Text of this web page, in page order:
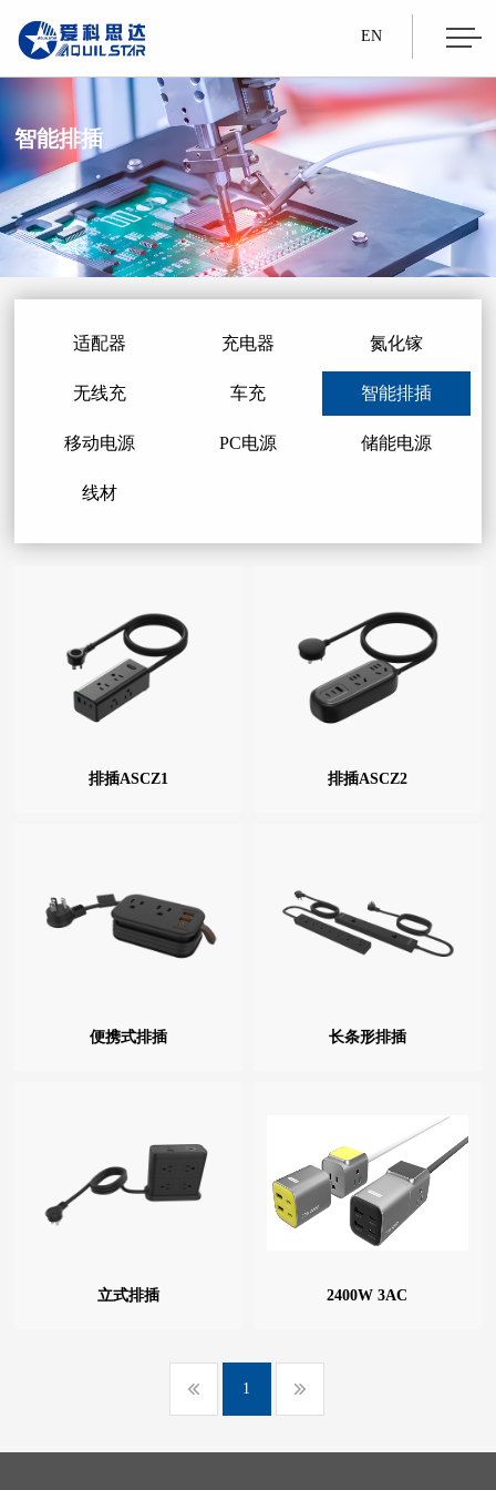
EN
智能排插
适配器 充电器 氮化镓
无线充 车充 智能排插
移动电源 PC电源 储能电源
线材
排插ASCZ1 排插ASCZ2
便携式排插 长条形排插
立式排插 2400W 3AC
1